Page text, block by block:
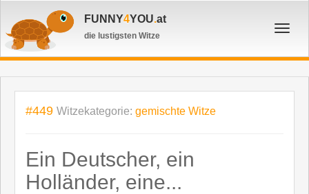
FUNNY4YOU.at
die lustigsten Witze
#449 Witzekategorie: gemischte Witze
Ein Deutscher, ein
Holländer, eine...